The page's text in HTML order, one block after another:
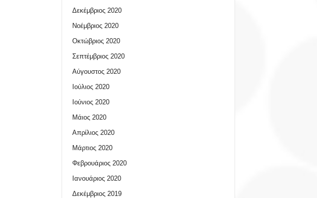
Δεκέμβριος 2020
Νοέμβριος 2020
Οκτώβριος 2020
Σεπτέμβριος 2020
Αύγουστος 2020
Ιούλιος 2020
Ιούνιος 2020
Μάιος 2020
Απρίλιος 2020
Μάρτιος 2020
Φεβρουάριος 2020
Ιανουάριος 2020
Δεκέμβριος 2019